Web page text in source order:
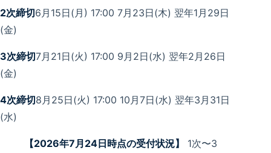
2次締切6月15日(月) 17:00 7月23日(木) 翌年1月29日
(金)
3次締切7月21日(火) 17:00 9月2日(水) 翌年2月26日
(金)
4次締切8月25日(火) 17:00 10月7日(水) 翌年3月31日
(水)
【2026年7月24日時点の受付状況】
1次〜3